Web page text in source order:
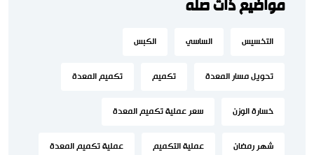
مواضيع ذات صله
التخسيس الساسي الكبس
تحويل مسار المعدة تكميم تكميم المعدة
خسارة الوزن سعر عملية تكميم المعدة
شهر رمضان عملية التكميم عملية تكميم المعدة